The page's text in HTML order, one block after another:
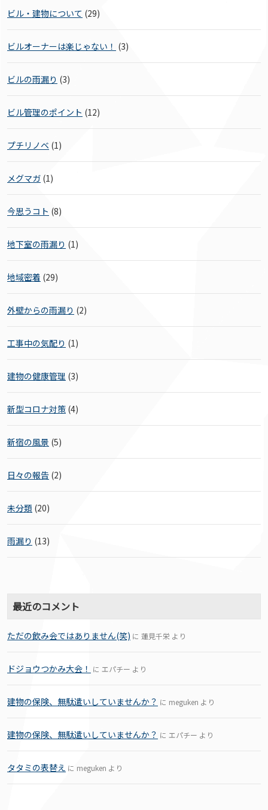
ビル・建物について (29)
ビルオーナーは楽じゃない！ (3)
ビルの雨漏り (3)
ビル管理のポイント (12)
プチリノベ (1)
メグマガ (1)
今思うコト (8)
地下室の雨漏り (1)
地域密着 (29)
外壁からの雨漏り (2)
工事中の気配り (1)
建物の健康管理 (3)
新型コロナ対策 (4)
新宿の風景 (5)
日々の報告 (2)
未分類 (20)
雨漏り (13)
最近のコメント
ただの飲み会ではありません(笑) に 蓮見千栄 より
ドジョウつかみ大会！ に エパチー より
建物の保険、無駄遣いしていませんか？ に meguken より
建物の保険、無駄遣いしていませんか？ に エパチー より
タタミの表替え に meguken より